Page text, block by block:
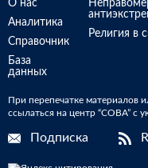
О нас
Аналитика
Справочник
База
данных
Религия в
При перепечатке материалов
ссылаться на центр “СОВА” с
Подписка